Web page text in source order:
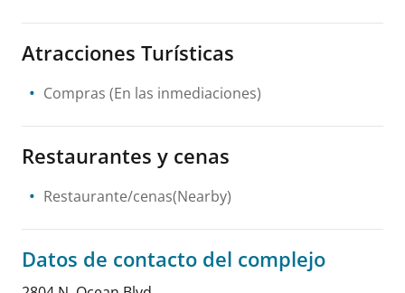
Atracciones Turísticas
Compras (En las inmediaciones)
Restaurantes y cenas
Restaurante/cenas(Nearby)
Datos de contacto del complejo